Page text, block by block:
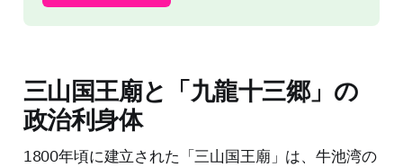
三山国王廟と「九龍十三郷」の
政治利身体
1800年頃に建立された「三山国王廟」は、牛池湾の